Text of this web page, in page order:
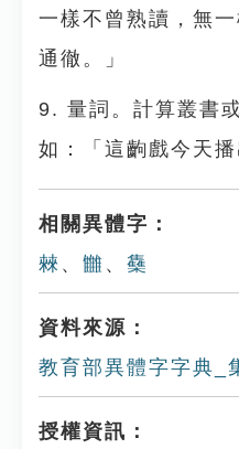
一樣不曾熟讀，無
通徹。」
9. 量詞。計算叢書
如：「這齣戲今天播
相關異體字：
㯤 、 雦 、 雧
資料來源：
教育部異體字字典_
授權資訊：